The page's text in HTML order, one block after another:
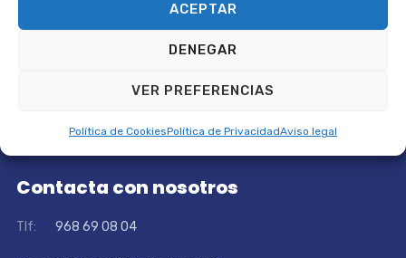
ACEPTAR
DENEGAR
VER PREFERENCIAS
Política de CookiesPolítica de PrivacidadAviso legal
Área privada
Directorio de empresas
Contacta con nosotros
Tlf: 968 69 08 04